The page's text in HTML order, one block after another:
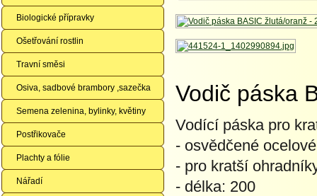
Biologické přípravky
Ošetřování rostlin
Travní směsi
Osiva, sadbové brambory ,sazečka
Semena zelenina, bylinky, květiny
Postřikovače
Plachty a fólie
Nářadí
Vodič páska
Vodící páska pro
- osvědčené
- pro kratší
- délka: 200